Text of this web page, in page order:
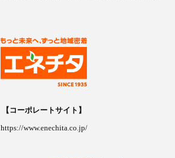
【コーポレートサイト】
https://www.enechita.co.jp/